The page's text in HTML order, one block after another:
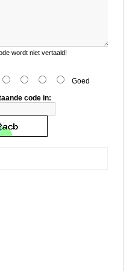
wordt niet vertaald!
Goed
code in: